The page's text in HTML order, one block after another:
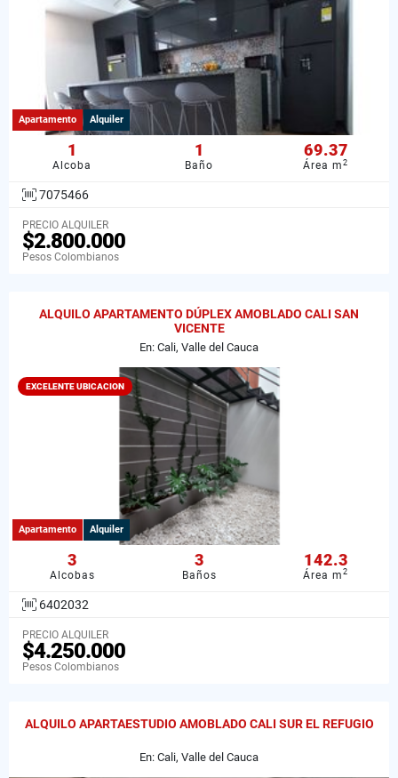
Apartamento Alquiler
1
Alcoba
1
Baño
69.37
Área m2
7075466
PRECIO ALQUILER
$2.800.000
Pesos Colombianos
ALQUILO APARTAMENTO DÚPLEX AMOBLADO CALI SAN
VICENTE
En: Cali, Valle del Cauca
EXCELENTE UBICACION
Apartamento Alquiler
3
Alcobas
3
Baños
142.3
Área m2
6402032
PRECIO ALQUILER
$4.250.000
Pesos Colombianos
ALQUILO APARTAESTUDIO AMOBLADO CALI SUR EL REFUGIO
En: Cali, Valle del Cauca